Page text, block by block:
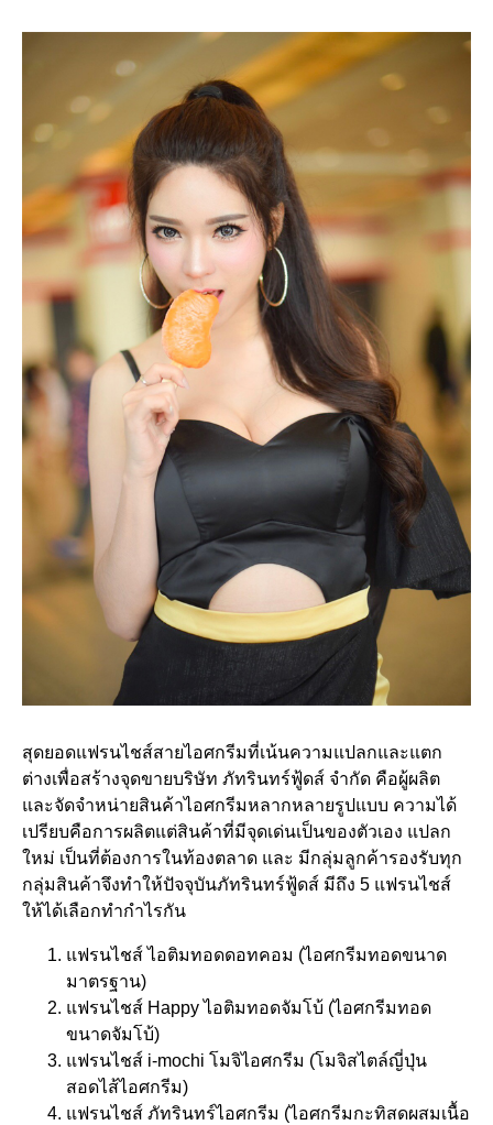
สุดยอดแฟรนไชส์สายไอศกรีมที่เน้นความแปลกและแตก
ต่างเพื่อสร้างจุดขายบริษัท ภัทรินทร์ฟู้ดส์ จำกัด คือผู้ผลิต
และจัดจำหน่ายสินค้าไอศกรีมหลากหลายรูปแบบ ความได้
เปรียบคือการผลิตแต่สินค้าที่มีจุดเด่นเป็นของตัวเอง แปลก
ใหม่ เป็นที่ต้องการในท้องตลาด และ มีกลุ่มลูกค้ารองรับทุก
กลุ่มสินค้าจึงทำให้ปัจจุบันภัทรินทร์ฟู้ดส์ มีถึง 5 แฟรนไชส์
ให้ได้เลือกทำกำไรกัน
แฟรนไชส์ ไอติมทอดดอทคอม (ไอศกรีมทอดขนาด
มาตรฐาน)
แฟรนไชส์ Happy ไอติมทอดจัมโบ้ (ไอศกรีมทอด
ขนาดจัมโบ้)
แฟรนไชส์ i-mochi โมจิไอศกรีม (โมจิสไตล์ญี่ปุ่น
สอดไส้ไอศกรีม)
แฟรนไชส์ ภัทรินทร์ไอศกรีม (ไอศกรีมกะทิสดผสมเนื้อ